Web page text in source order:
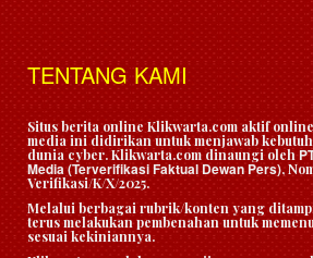
TENTANG KAMI
Situs berita online Klikwarta.com aktif online
media ini didirikan untuk menjawab
dunia cyber. Klikwarta.com dinaungi oleh
Media (Terverifikasi Faktual Dewan Pers),
Verifikasi/K/X/2025.
Melalui berbagai rubrik/konten yang
terus melakukan pembenahan untuk
sesuai kekiniannya.